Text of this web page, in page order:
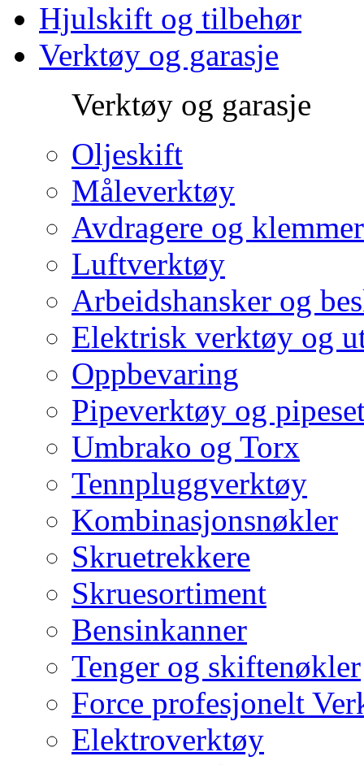
Hjulskift og tilbehør
Verktøy og garasje
Verktøy og garasje
Oljeskift
Måleverktøy
Avdragere og klemmer
Luftverktøy
Arbeidshansker og
Elektrisk verktøy og
Oppbevaring
Pipeverktøy og
Umbrako og Torx
Tennpluggverktøy
Kombinasjonsnøkler
Skruetrekkere
Skruesortiment
Bensinkanner
Tenger og skiftenøkler
Force profesjonelt
Elektroverktøy